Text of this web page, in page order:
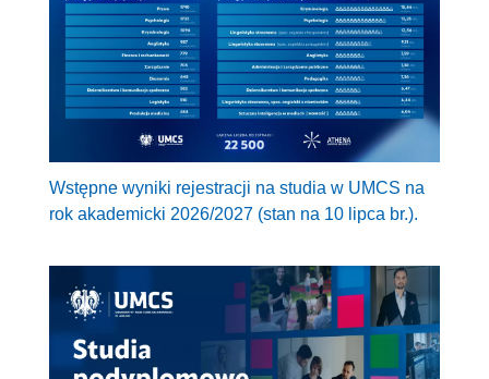
Wstępne wyniki rejestracji na studia w UMCS na
rok akademicki 2026/2027 (stan na 10 lipca br.).